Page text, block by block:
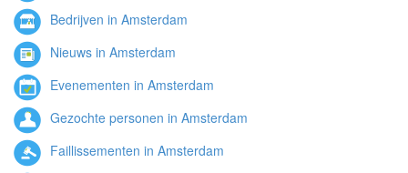
Bedrijven in Amsterdam
Nieuws in Amsterdam
Evenementen in Amsterdam
Gezochte personen in Amsterdam
Faillissementen in Amsterdam